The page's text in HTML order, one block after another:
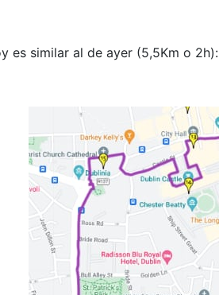
es similar al de ayer (5,5Km o 2h):